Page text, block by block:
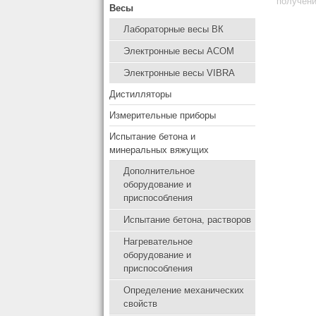
Весы
Лабораторные весы ВК
Электронные весы ACOM
Электронные весы VIBRA
Дистилляторы
Измерительные приборы
Испытание бетона и
минеральных вяжущих
Дополнительное
оборудование и
приспособления
Испытание бетона, растворов
Нагревательное
оборудование и
приспособления
Определение механических
свойств